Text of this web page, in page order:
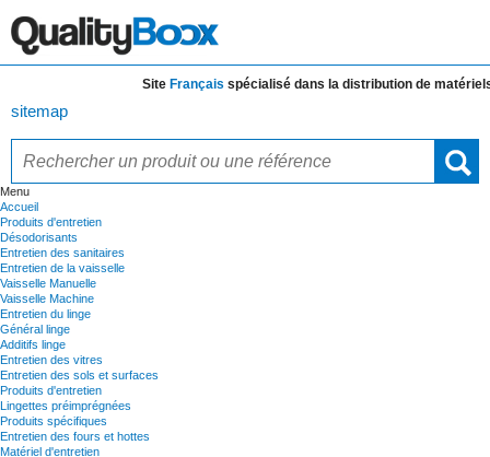
SiteFrançaisspécialisé dans la distribution dematériels
sitemap
Menu
Accueil
Produits d'entretien
Désodorisants
Entretien des sanitaires
Entretien de la vaisselle
Vaisselle Manuelle
Vaisselle Machine
Entretien du linge
Général linge
Additifs linge
Entretien des vitres
Entretien des sols et surfaces
Produits d'entretien
Lingettes préimprégnées
Produits spécifiques
Entretien des fours et hottes
Matériel d'entretien